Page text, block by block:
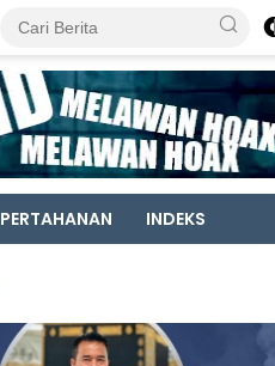
PERTAHANAN INDEKS